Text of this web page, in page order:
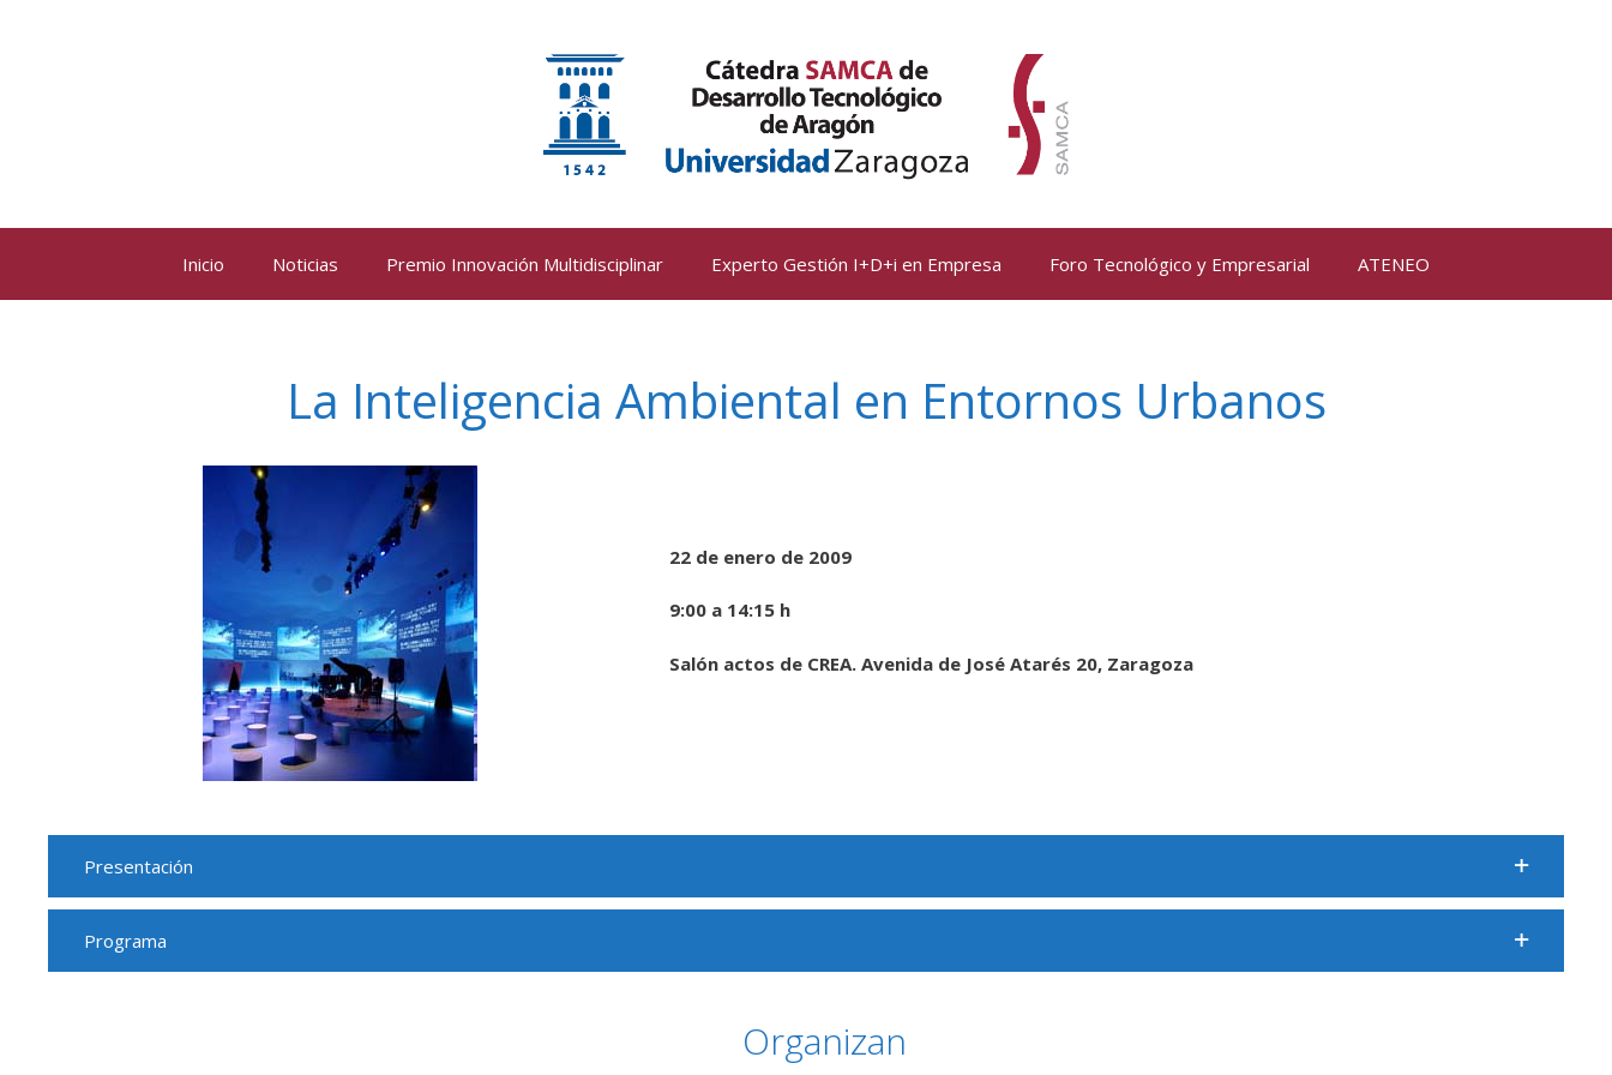
Inicio Noticias Premio Innovación Multidisciplinar Experto Gestión I+D+i en Empresa Foro Tecnológico y Empresarial ATENEO
La Inteligencia Ambiental en Entornos Urbanos
22 de enero de 2009
9:00 a 14:15 h
Salón actos de CREA. Avenida de José Atarés 20, Zaragoza
Presentación
Programa
Organizan